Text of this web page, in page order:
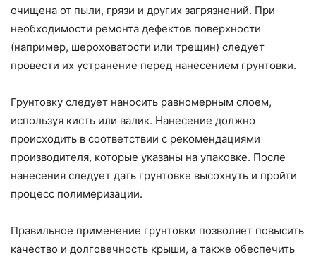
очищена от пыли, грязи и других загрязнений. При
необходимости ремонта дефектов поверхности
(например, шероховатости или трещин) следует
провести их устранение перед нанесением грунтовки.
Грунтовку следует наносить равномерным слоем,
используя кисть или валик. Нанесение должно
происходить в соответствии с рекомендациями
производителя, которые указаны на упаковке. После
нанесения следует дать грунтовке высохнуть и пройти
процесс полимеризации.
Правильное применение грунтовки позволяет повысить
качество и долговечность крыши, а также обеспечить